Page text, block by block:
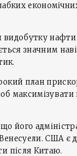
значним
план
його
США є
після Китаю.